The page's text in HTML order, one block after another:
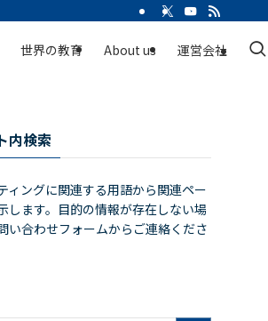
世界の教育 About us 運営会社
内検索
ィングに関連する用語から関連ペー
します。目的の情報が存在しない場
い合わせフォームからご連絡くださ